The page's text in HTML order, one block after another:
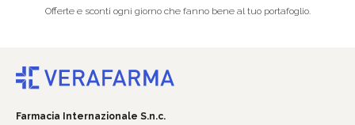
Offerte e sconti ogni giorno che fanno bene al tuo portafoglio.
Farmacia Internazionale S.n.c.